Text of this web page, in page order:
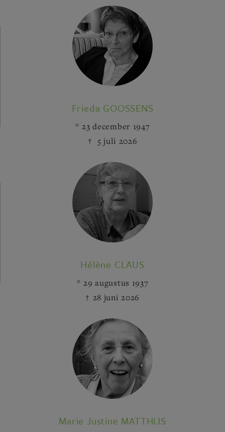
Frieda GOOSSENS
23 december 1947
5 juli 2026
Hélène CLAUS
29 augustus 1937
28 juni 2026
Marie Justine MATTHIJS